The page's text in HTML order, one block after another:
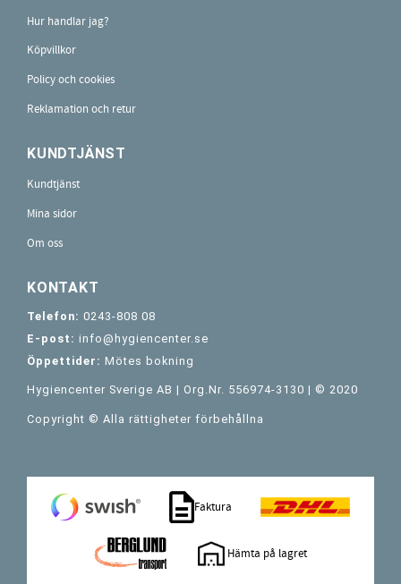
Hur handlar jag?
Köpvillkor
Policy och cookies
Reklamation och retur
KUNDTJÄNST
Kundtjänst
Mina sidor
Om oss
KONTAKT
Telefon: 0243-808 08
E-post: info@hygiencenter.se
Öppettider: Mötes bokning
Hygiencenter Sverige AB | Org.Nr. 556974-3130 | © 2020
Copyright © Alla rättigheter förbehållna
Faktura
Hämta på lagret